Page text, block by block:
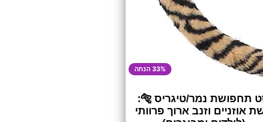
33% הנחה
תחפושת נמר/טיגריס 🐅:
אוזניים וזנב ארוך פרוותי